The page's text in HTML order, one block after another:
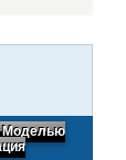
Моделью